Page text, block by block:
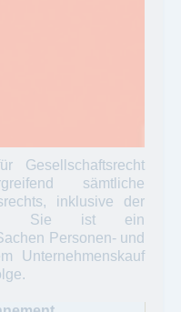
Gesellschaftsrecht
sämtliche
inklusive der
Sie ist ein
Personen- und
Unternehmenskauf